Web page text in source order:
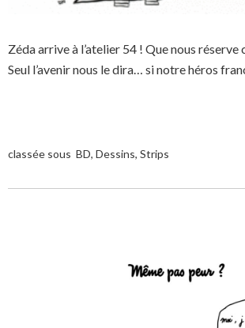
Zéda arrive à l’atelier 54 ! Que nous
Seul l’avenir nous le dira… si notre héros
classée sous BD, Dessins, Strips